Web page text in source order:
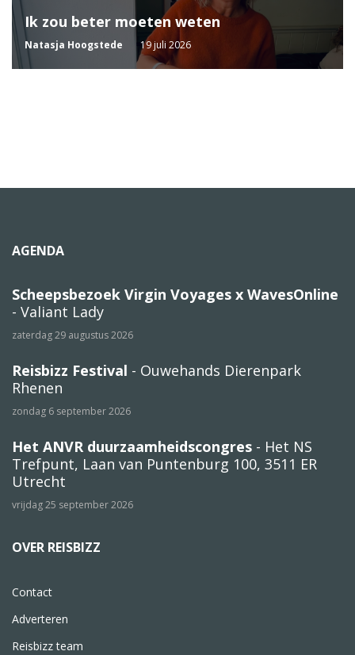
Ik zou beter moeten weten
Natasja Hoogstede 19 juli 2026
AGENDA
Scheepsbezoek Virgin Voyages x WavesOnline
- Valiant Lady
zaterdag 29 augustus 2026
Reisbizz Festival - Ouwehands Dierenpark
Rhenen
zondag 6 september 2026
Het ANVR duurzaamheidscongres - Het NS
Trefpunt, Laan van Puntenburg 100, 3511 ER
Utrecht
vrijdag 25 september 2026
OVER REISBIZZ
Contact
Adverteren
Reisbizz team